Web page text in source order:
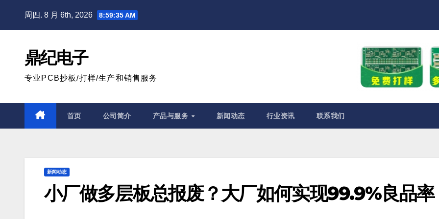
周四. 8 月 6th, 2026 8:59:36 AM
鼎纪电子
专业PCB抄板/打样/生产和销售服务
首页 公司简介 产品与服务 新闻动态 行业资讯 联系我们
新闻动态
小厂做多层板总报废？大厂如何实现99.9%良品率